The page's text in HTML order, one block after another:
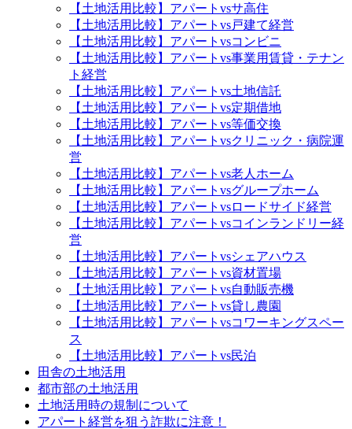
【土地活用比較】アパートvsサ高住
【土地活用比較】アパートvs戸建て経営
【土地活用比較】アパートvsコンビニ
【土地活用比較】アパートvs事業用賃貸・テナン
ト経営
【土地活用比較】アパートvs土地信託
【土地活用比較】アパートvs定期借地
【土地活用比較】アパートvs等価交換
【土地活用比較】アパートvsクリニック・病院運
営
【土地活用比較】アパートvs老人ホーム
【土地活用比較】アパートvsグループホーム
【土地活用比較】アパートvsロードサイド経営
【土地活用比較】アパートvsコインランドリー経
営
【土地活用比較】アパートvsシェアハウス
【土地活用比較】アパートvs資材置場
【土地活用比較】アパートvs自動販売機
【土地活用比較】アパートvs貸し農園
【土地活用比較】アパートvsコワーキングスペー
ス
【土地活用比較】アパートvs民泊
田舎の土地活用
都市部の土地活用
土地活用時の規制について
アパート経営を狙う詐欺に注意！